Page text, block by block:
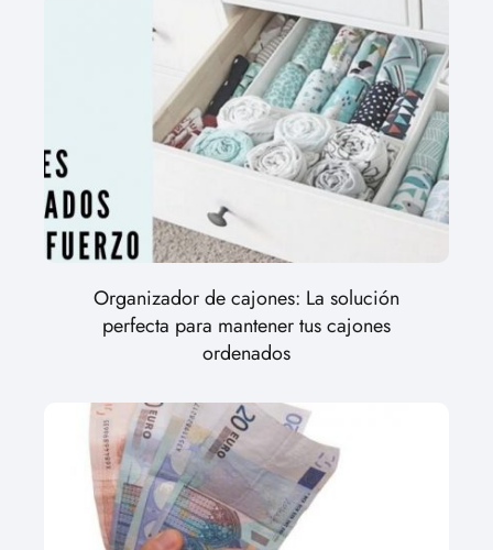
Organizador de cajones: La solución
perfecta para mantener tus cajones
ordenados